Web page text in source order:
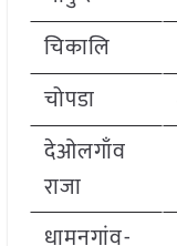
चिकालि
चोपडा
देओलगाँव
राजा
धामनगांव-